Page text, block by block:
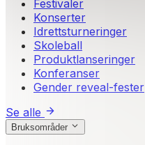
Festivaler
Konserter
Idrettsturneringer
Skoleball
Produktlanseringer
Konferanser
Gender reveal-fester
Se alle
Bruksområder